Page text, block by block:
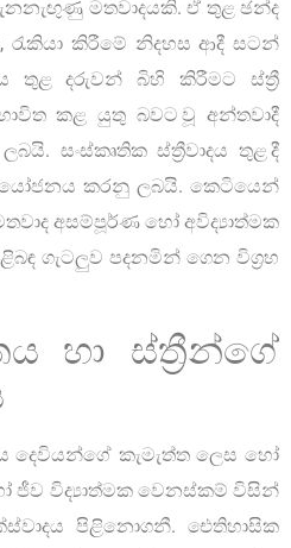
මතවාදයකි. ඒ තුළ ඡන්ද
රැකියා කිරීමේ නිදහස ආදී සටන්
තුළ දරුවන් බිහි කිරීමට ස්ත්‍රී
කළ යුතු බවට වූ අන්තවාදී
සංස්කෘතික ස්ත්‍රීවාදය තුළ දී
කරනු ලබයි. කෙටියෙන්
අසම්පූර්ණ හෝ අවිද්‍යාත්මක
ගැටලුව පදනමින් ගෙන විග්‍රහ
හා ස්ත්‍රීන්ගේ
දෙවියන්ගේ කැමැත්ත ලෙස හෝ
ජීව විද්‍යාත්මක වෙනස්කම් විසින්
පිළිනොගනී. ඓතිහාසික